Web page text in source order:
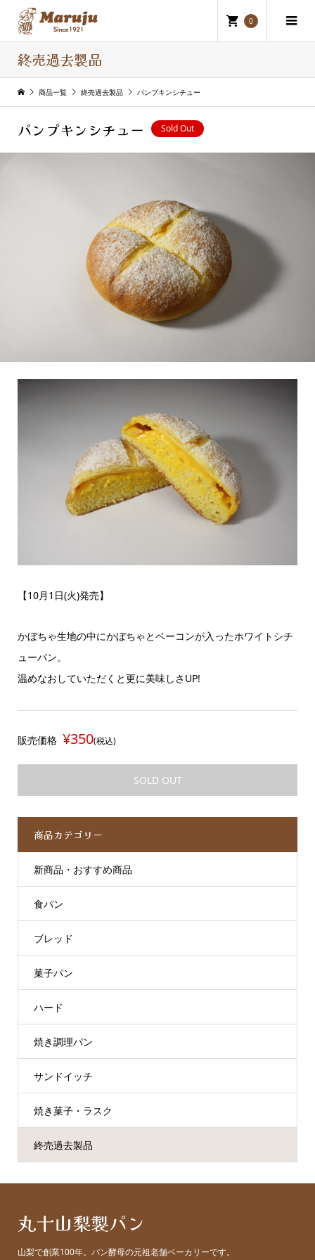
0
終売過去製品
商品一覧 終売過去製品 パンプキンシチュー
パンプキンシチュー Sold Out
【10月1日(火)発売】
かぼちゃ生地の中にかぼちゃとベーコンが入ったホワイトシチ
ューパン。
温めなおしていただくと更に美味しさUP!
販売価格 ¥350(税込)
SOLD OUT
商品カテゴリー
新商品・おすすめ商品
食パン
ブレッド
菓子パン
ハード
焼き調理パン
サンドイッチ
焼き菓子・ラスク
終売過去製品
丸十山梨製パン
山梨で創業100年。パン酵母の元祖老舗ベーカリーです。